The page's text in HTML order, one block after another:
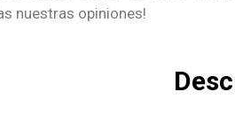
nuestras opiniones!